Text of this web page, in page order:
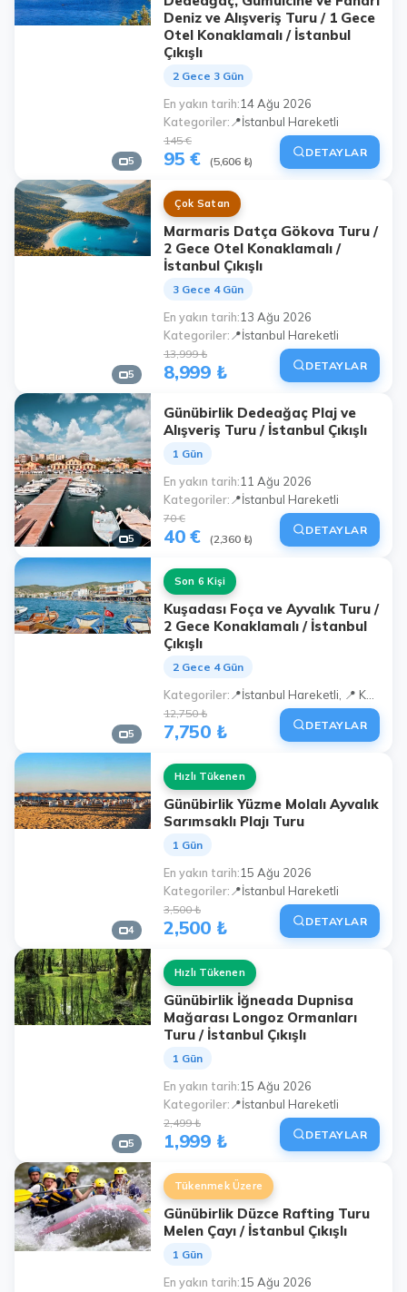
5
Deniz ve Alışveriş Turu / 1 Gece
Otel Konaklamalı / İstanbul
Çıkışlı
2 Gece 3 Gün
En yakın tarih 14 Ağu 2026
Kategoriler 📍İstanbul Hareketli
145 €
95 € (5,606 ₺)
DETAYLAR
5
Çok Satan
Marmaris Datça Gökova Turu /
2 Gece Otel Konaklamalı /
İstanbul Çıkışlı
3 Gece 4 Gün
En yakın tarih 13 Ağu 2026
Kategoriler 📍İstanbul Hareketli
13,999 ₺
8,999 ₺ DETAYLAR
5
Günübirlik Dedeağaç Plaj ve
Alışveriş Turu / İstanbul Çıkışlı
1 Gün
En yakın tarih 11 Ağu 2026
Kategoriler 📍İstanbul Hareketli
70 €
40 € (2,360 ₺)
DETAYLAR
5
Son 6 Kişi
Kuşadası Foça ve Ayvalık Turu /
2 Gece Konaklamalı / İstanbul
Çıkışlı
2 Gece 4 Gün
Kategoriler
12,750 ₺
7,750 ₺ DETAYLAR
4
Hızlı Tükenen
Günübirlik Yüzme Molalı Ayvalık
Sarımsaklı Plajı Turu
1 Gün
En yakın tarih 15 Ağu 2026
Kategoriler 📍İstanbul Hareketli
3,500 ₺
2,500 ₺ DETAYLAR
5
Hızlı Tükenen
Günübirlik İğneada Dupnisa
Mağarası Longoz Ormanları
Turu / İstanbul Çıkışlı
1 Gün
En yakın tarih 15 Ağu 2026
Kategoriler 📍İstanbul Hareketli
2,499 ₺
1,999 ₺ DETAYLAR
Tükenmek Üzere
Günübirlik Düzce Rafting Turu
Melen Çayı / İstanbul Çıkışlı
1 Gün
En yakın tarih 15 Ağu 2026